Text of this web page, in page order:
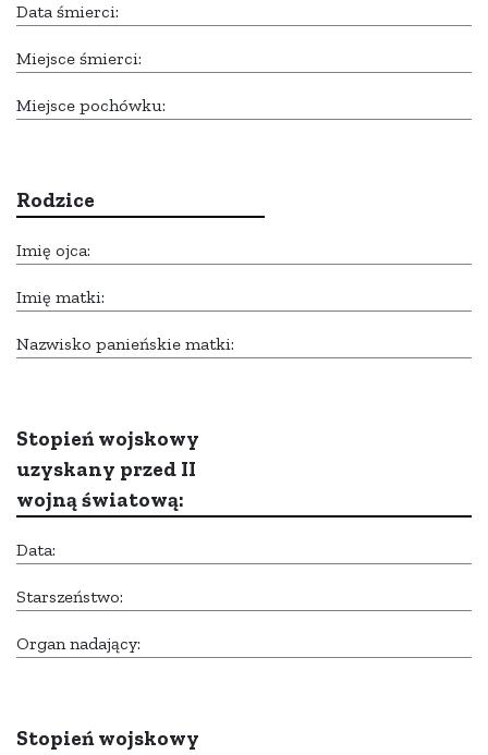
Data śmierci:
Miejsce śmierci:
Miejsce pochówku:
Rodzice
Imię ojca:
Imię matki:
Nazwisko panieńskie matki:
Stopień wojskowy
uzyskany przed II
wojną światową:
Data:
Starszeństwo:
Organ nadający:
Stopień wojskowy